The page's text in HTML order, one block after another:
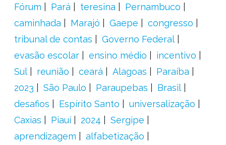
Fórum Pará teresina
Pernambuco
caminhada
Marajó Gaepe
congresso
tribunal de contas
Governo Federal
evasão escolar
ensino médio
incentivo
Sul
reunião ceará Alagoas
Paraíba
2023
São Paulo Paraupebas
Brasil
desafios
Espírito Santo
universalização
Caxias
Piauí 2024
Sergipe
aprendizagem
alfabetização